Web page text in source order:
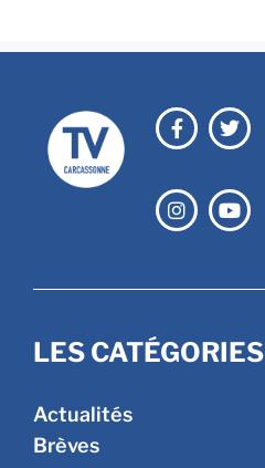
LES CATÉGORIES
Actualités
Brèves